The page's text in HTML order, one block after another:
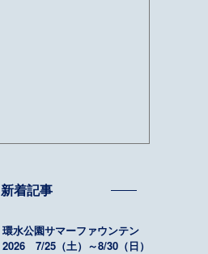
新着記事
環水公園サマーファウンテン
2026 7/25（土）～8/30（日）